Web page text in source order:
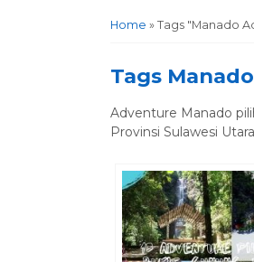
Home » Tags "Manado
Tags
Adventure Manado
Provinsi Sulawesi